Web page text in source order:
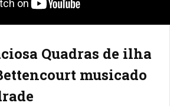
Quadras de ilha
musicado